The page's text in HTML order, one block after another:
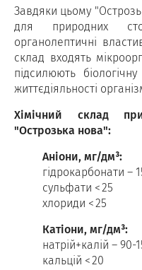
Завдяки цьому
для природних
органолептичні
склад входять
підсилюють
життєдіяльності
Хімічний склад
"Острозька нова":
Аніони, мг/дм³:
гідрокарбонати –
сульфати < 25
хлориди < 25
Катіони, мг/дм³:
натрій+калій – 90-
кальцій < 20